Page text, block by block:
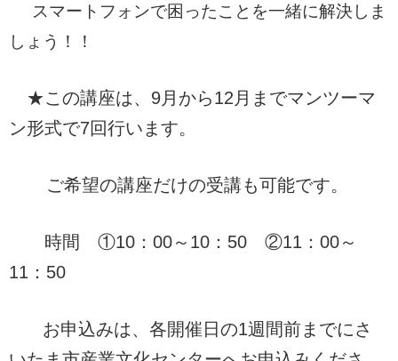
スマートフォンで困ったことを一緒に解決しま
しょう！！
★この講座は、9月から12月までマンツーマ
ン形式で7回行います。
ご希望の講座だけの受講も可能です。
時間 ①10：00～10：50 ②11：00～
11：50
お申込みは、各開催日の1週間前までにさ